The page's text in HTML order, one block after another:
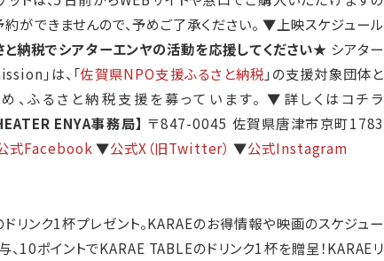
ができませんので、予めご了承ください。 ▼上映スケジュール
納税でシアターエンヤの活動を応援してください★ シアター
」は、「佐賀県NPO支援ふるさと納税 」の支援対象団体と
、ふるさと納税支援を募っています。 ▼詳しくはコチラ
ENYA事務局】 〒847-0045 佐賀県唐津市京町1783
式Facebook ▼公式X（旧Twitter） ▼公式Instagram
リンク1杯プレゼント。KARAEのお得情報や映画のスケジュー
10ポイントでKARAE TABLEのドリンク1杯を贈呈！KARAEリ